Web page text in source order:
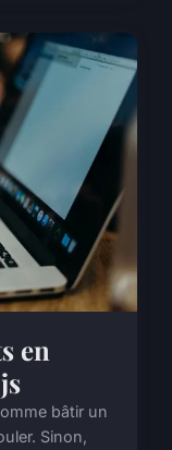
en
bâtir un
Sinon,